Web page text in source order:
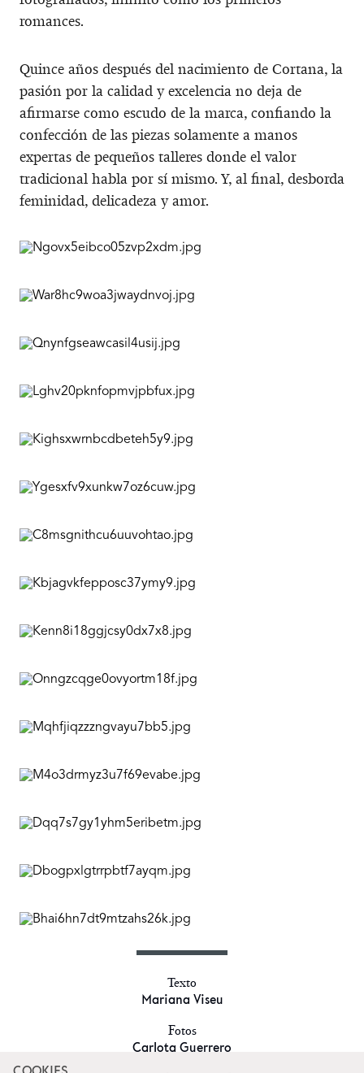
romances.
Quince años después del nacimiento de Cortana, la
pasión por la calidad y excelencia no deja de
afirmarse como escudo de la marca, confiando la
confección de las piezas solamente a manos
expertas de pequeños talleres donde el valor
tradicional habla por sí mismo. Y, al final, desborda
feminidad, delicadeza y amor.
Texto
Mariana Viseu
Fotos
Carlota Guerrero